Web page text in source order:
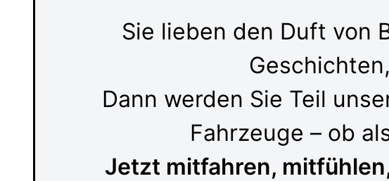
Sie lieben den Duft von
Dann werden Sie Teil
Fahrzeuge – ob
Jetzt mitfahren,